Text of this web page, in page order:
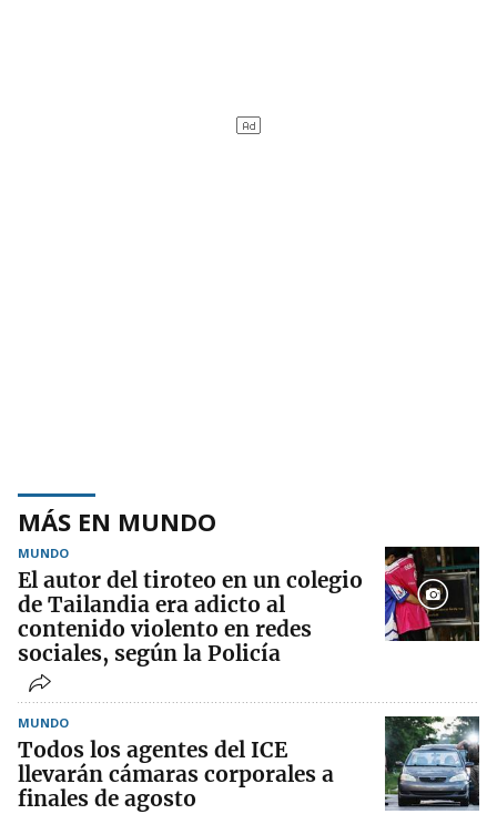
MÁS EN MUNDO
MUNDO
El autor del tiroteo en un colegio
de Tailandia era adicto al
contenido violento en redes
sociales, según la Policía
MUNDO
Todos los agentes del ICE
llevarán cámaras corporales a
finales de agosto